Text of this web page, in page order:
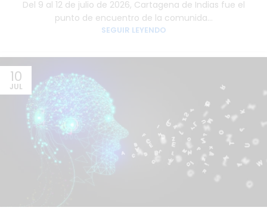
Del 9 al 12 de julio de 2026, Cartagena de Indias fue el
punto de encuentro de la comunida...
SEGUIR LEYENDO
10
JUL